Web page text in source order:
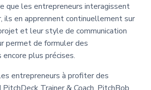
que les entrepreneurs interagissent
ils en apprennent continuellement sur
et leur style de communication
permet de formuler des
plus précises.
entrepreneurs à profiter des
Trainer & Coach, PitchBob